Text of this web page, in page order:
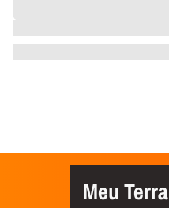
Meu Terra